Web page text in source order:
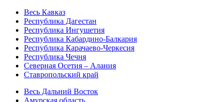
Весь Кавказ
Республика Дагестан
Республика Ингушетия
Республика Кабардино-Балкария
Республика Карачаево-Черкесия
Республика Чечня
Северная Осетия – Алания
Ставропольский край
Весь Дальний Восток
Амурская область